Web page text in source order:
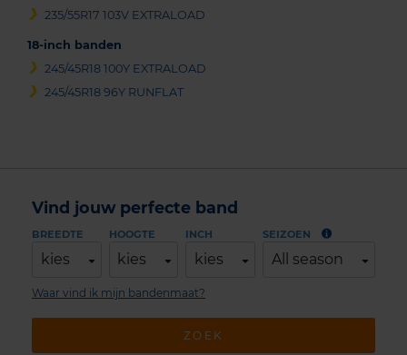
235/55R17 103V EXTRALOAD
18-inch banden
245/45R18 100Y EXTRALOAD
245/45R18 96Y RUNFLAT
Vind jouw perfecte band
BREEDTE
kies
HOOGTE
kies
INCH
kies
SEIZOEN
All season
ZOEK
Waar vind ik mijn bandenmaat?